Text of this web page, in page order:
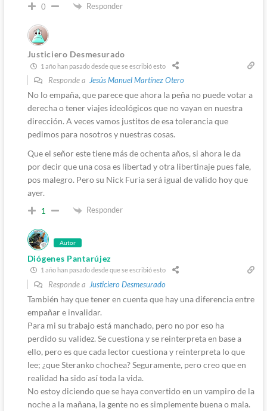
0 Responder
Justiciero Desmesurado
1 año han pasado desde que se escribió esto
Responde a Jesús Manuel Martínez Otero
No lo empaña, que parece que ahora la peña no puede votar a
derecha o tener viajes ideológicos que no vayan en nuestra
dirección. A veces vamos justitos de esa tolerancia que
pedimos para nosotros y nuestras cosas.
Que el señor este tiene más de ochenta años, si ahora le da
por decir que una cosa es libertad y otra libertinaje pues fale,
pos malegro. Pero su Nick Furia será igual de valido hoy que
ayer.
1 Responder
Autor
Diógenes Pantarújez
1 año han pasado desde que se escribió esto
Responde a Justiciero Desmesurado
También hay que tener en cuenta que hay una diferencia entre
empañar e invalidar.
Para mi su trabajo está manchado, pero no por eso ha
perdido su validez. Se cuestiona y se reinterpreta en base a
ello, pero es que cada lector cuestiona y reinterpreta lo que
lee; ¿que Steranko chochea? Seguramente, pero creo que en
realidad ha sido así toda la vida.
No estoy diciendo que se haya convertido en un vampiro de la
noche a la mañana, la gente no es simplemente buena o mala.